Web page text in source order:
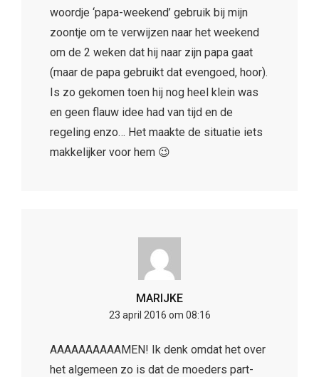
woordje ‘papa-weekend’ gebruik bij mijn
zoontje om te verwijzen naar het weekend
om de 2 weken dat hij naar zijn papa gaat
(maar de papa gebruikt dat evengoed, hoor).
Is zo gekomen toen hij nog heel klein was
en geen flauw idee had van tijd en de
regeling enzo… Het maakte de situatie iets
makkelijker voor hem 😉
MARIJKE
23 april 2016 om 08:16
AAAAAAAAAAMEN! Ik denk omdat het over
het algemeen zo is dat de moeders part-